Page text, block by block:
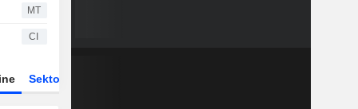
MT
CI
Sektor